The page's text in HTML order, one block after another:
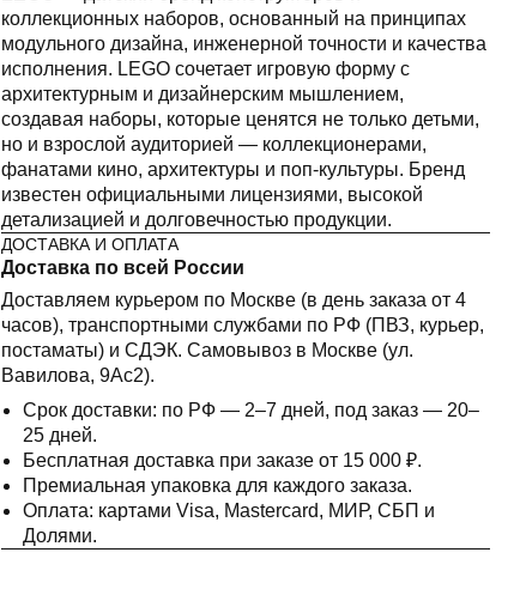
коллекционных наборов, основанный на принципах
модульного дизайна, инженерной точности и качества
исполнения. LEGO сочетает игровую форму с
архитектурным и дизайнерским мышлением,
создавая наборы, которые ценятся не только детьми,
но и взрослой аудиторией — коллекционерами,
фанатами кино, архитектуры и поп-культуры. Бренд
известен официальными лицензиями, высокой
детализацией и долговечностью продукции.
ДОСТАВКА И ОПЛАТА
Доставка по всей России
Доставляем курьером по Москве (в день заказа от 4
часов), транспортными службами по РФ (ПВЗ, курьер,
постаматы) и СДЭК. Самовывоз в Москве (ул.
Вавилова, 9Ас2).
Срок доставки: по РФ — 2–7 дней, под заказ — 20–
25 дней.
Бесплатная доставка при заказе от 15 000 ₽.
Премиальная упаковка для каждого заказа.
Оплата: картами Visa, Mastercard, МИР, СБП и
Долями.